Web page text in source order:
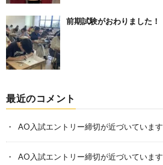
前期試験がおわりました！
最近のコメント
AO入試エントリー締切が近づいています
AO入試エントリー締切が近づいています